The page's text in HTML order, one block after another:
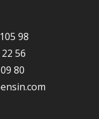
98
56
80